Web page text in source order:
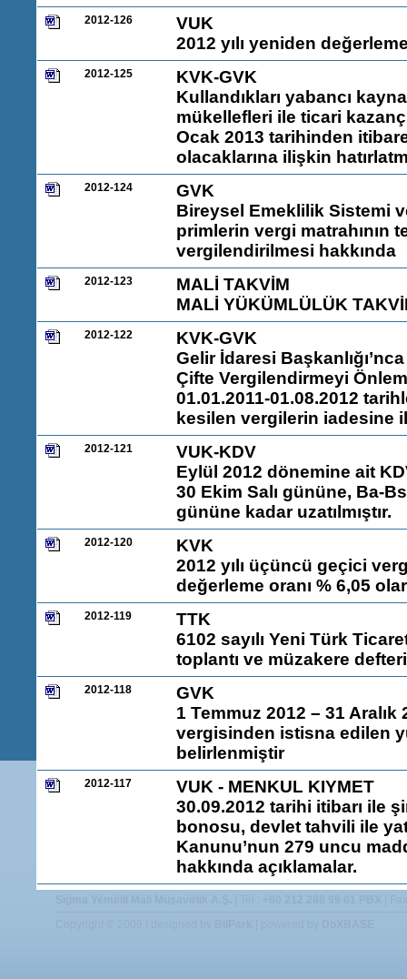
2012-126
VUK
2012 yılı yeniden
2012-125
KVK-GVK
Kullandıkları yabancı
mükellefleri ile ticari
Ocak 2013 tarihinden
olacaklarına ilişkin
2012-124
GVK
Bireysel Emeklilik Sistemi
primlerin vergi matrahının
vergilendirilmesi hakkında
2012-123
MALİ TAKVİM
MALİ YÜKÜMLÜLÜK
2012-122
KVK-GVK
Gelir İdaresi
Çifte Vergilendirmeyi
01.01.2011-01.08.2012
kesilen vergilerin iadesine
2012-121
VUK-KDV
Eylül 2012 dönemine ait
30 Ekim Salı gününe, Ba-
gününe kadar uzatılmıştır.
2012-120
KVK
2012 yılı üçüncü geçici
değerleme oranı % 6,05
2012-119
TTK
6102 sayılı Yeni Türk
toplantı ve müzakere
2012-118
GVK
1 Temmuz 2012 – 31
vergisinden istisna edilen
belirlenmiştir
2012-117
VUK - MENKUL KIYMET
30.09.2012 tarihi itibarı ile
bonosu, devlet tahvili ile
Kanunu’nun 279 uncu
hakkında açıklamalar.